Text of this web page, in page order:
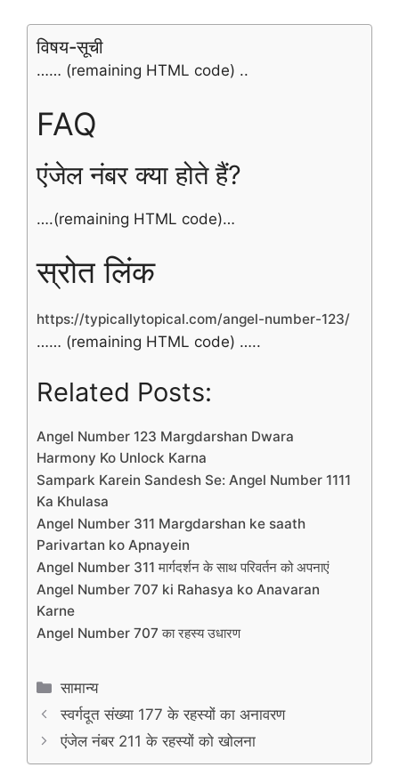
विषय-सूची
…… (remaining HTML code) ..
FAQ
एंजेल नंबर क्या होते हैं?
….(remaining HTML code)…
स्रोत लिंक
https://typicallytopical.com/angel-number-123/
…… (remaining HTML code) …..
Related Posts:
Angel Number 123 Margdarshan Dwara
Harmony Ko Unlock Karna
Sampark Karein Sandesh Se: Angel Number 1111
Ka Khulasa
Angel Number 311 Margdarshan ke saath
Parivartan ko Apnayein
Angel Number 311 मार्गदर्शन के साथ परिवर्तन को अपनाएं
Angel Number 707 ki Rahasya ko Anavaran
Karne
Angel Number 707 का रहस्य उधारण
Categories
सामान्य
स्वर्गदूत संख्या 177 के रहस्यों का अनावरण
एंजेल नंबर 211 के रहस्यों को खोलना